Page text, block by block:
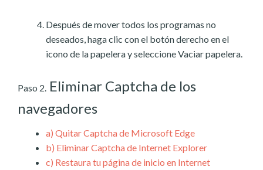
Después de mover todos los programas no
deseados, haga clic con el botón derecho en el
icono de la papelera y seleccione Vaciar papelera.
Paso 2. Eliminar Captcha de los
navegadores
a) Quitar Captcha de Microsoft Edge
b) Eliminar Captcha de Internet Explorer
c) Restaura tu página de inicio en Internet